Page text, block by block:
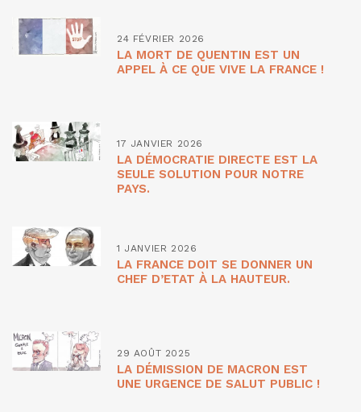
24 FÉVRIER 2026
LA MORT DE QUENTIN EST UN
APPEL À CE QUE VIVE LA FRANCE !
17 JANVIER 2026
LA DÉMOCRATIE DIRECTE EST LA
SEULE SOLUTION POUR NOTRE
PAYS.
1 JANVIER 2026
LA FRANCE DOIT SE DONNER UN
CHEF D’ETAT À LA HAUTEUR.
29 AOÛT 2025
LA DÉMISSION DE MACRON EST
UNE URGENCE DE SALUT PUBLIC !